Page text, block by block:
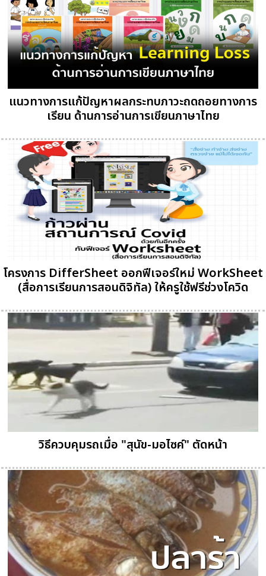
แนวทางการแก้ปัญหาผลกระทบภาวะถดถอยทางการ
เรียน ด้านการอ่านการเขียนภาษาไทย
โครงการ DifferSheet ออกฟีเจอร์ใหม่ WorkSheet
(สื่อการเรียนการสอนดิจิทัล) ให้ครูใช้ฟรีช่วงโควิด
วิธีควบคุมรถเมื่อ "สุนัข-มอไซค์" ตัดหน้า